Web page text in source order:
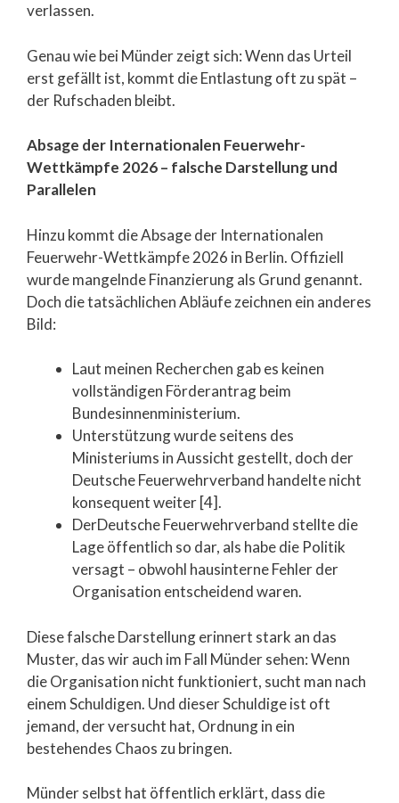
verlassen.
Genau wie bei Münder zeigt sich: Wenn das Urteil
erst gefällt ist, kommt die Entlastung oft zu spät –
der Rufschaden bleibt.
Absage der Internationalen Feuerwehr-
Wettkämpfe 2026 – falsche Darstellung und
Parallelen
Hinzu kommt die Absage der Internationalen
Feuerwehr-Wettkämpfe 2026 in Berlin. Offiziell
wurde mangelnde Finanzierung als Grund genannt.
Doch die tatsächlichen Abläufe zeichnen ein anderes
Bild:
Laut meinen Recherchen gab es keinen
vollständigen Förderantrag beim
Bundesinnenministerium.
Unterstützung wurde seitens des
Ministeriums in Aussicht gestellt, doch der
Deutsche Feuerwehrverband handelte nicht
konsequent weiter [4].
DerDeutsche Feuerwehrverband stellte die
Lage öffentlich so dar, als habe die Politik
versagt – obwohl hausinterne Fehler der
Organisation entscheidend waren.
Diese falsche Darstellung erinnert stark an das
Muster, das wir auch im Fall Münder sehen: Wenn
die Organisation nicht funktioniert, sucht man nach
einem Schuldigen. Und dieser Schuldige ist oft
jemand, der versucht hat, Ordnung in ein
bestehendes Chaos zu bringen.
Münder selbst hat öffentlich erklärt, dass die